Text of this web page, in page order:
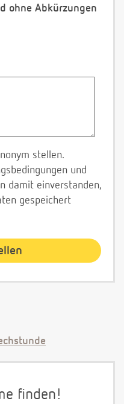
ohne Abkürzungen
stellen.
und
damit einverstanden,
gespeichert
finden!